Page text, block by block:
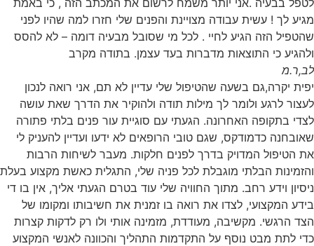
לטפל בבעיה .אני יותר משמח לרשום את המכתב הזה , כי באמת
מגיע לך ! עשית עבודה מצויינת והפנים שלי חזרו למה שהיו לפני
שהטפיל הזה הגיע לחיי . לכל מי שסובל מבעיה דומה – לא להסס
ולהגיע כי התוצאות מדברות בעד עצמן. בתודה מקרב
לב,ר.מ
יפית יקרה,גם בשעה שהטיפול שלי עדיין לא תם, אני רואה לנכון
לעצור לרגע ולומר לך מילות תודה ולהוקיר את הדרך שאת עושה
לצדי בתקופה האחרונה. הגעתי עם סוגיית עור פנים בלתי פתורה
שאובחנה כדמודקס, שגם טובי הרופאים לא ידעו ועדיין להעניק לי
את הטיפול המדויק בדרך לפנים חלקות. מעבר לשיחות הרבות
והזמינות הבלתי מוגבלת לכל פניה שלי, התגלית כאשת מקצוע בעלת
ניסיון וידע רחב. מתוך החוויה שלי עוד בטרם הגעתי אליך, אין בו די
בידע המקצועי, לצדו את רואה בו זמנית את חשיבותו ומקומו של
הצד הרגשי. מקשיבה, מעודדת, מזמינה אותי ולו רק לדקות קצרות
כדי לתת מבט נוסף על התקדמות התהליך והכוונה לאנשי המקצוע